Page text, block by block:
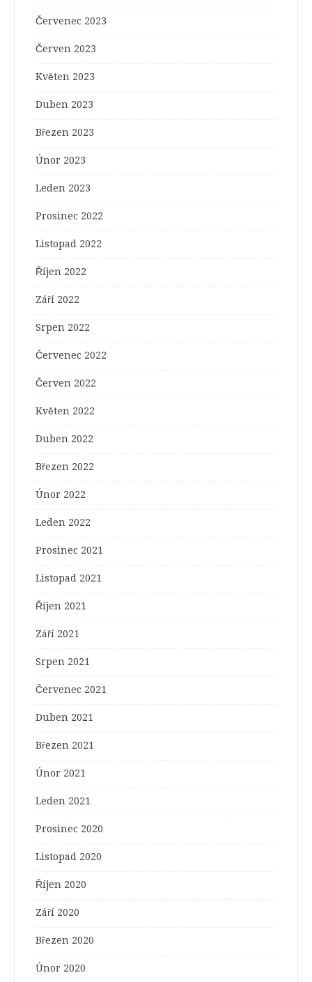
Červenec 2023
Červen 2023
Květen 2023
Duben 2023
Březen 2023
Únor 2023
Leden 2023
Prosinec 2022
Listopad 2022
Říjen 2022
Září 2022
Srpen 2022
Červenec 2022
Červen 2022
Květen 2022
Duben 2022
Březen 2022
Únor 2022
Leden 2022
Prosinec 2021
Listopad 2021
Říjen 2021
Září 2021
Srpen 2021
Červenec 2021
Duben 2021
Březen 2021
Únor 2021
Leden 2021
Prosinec 2020
Listopad 2020
Říjen 2020
Září 2020
Březen 2020
Únor 2020